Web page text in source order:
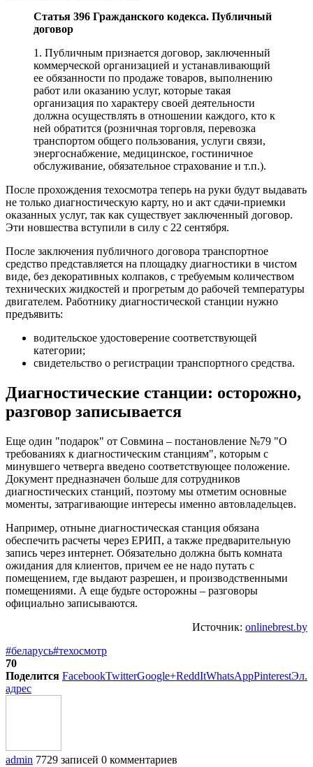
Статья 396 Гражданского кодекса. Публичный
договор
1. Публичным признается договор, заключенный
коммерческой организацией и устанавливающий
ее обязанности по продаже товаров, выполнению
работ или оказанию услуг, которые такая
организация по характеру своей деятельности
должна осуществлять в отношении каждого, кто к
ней обратится (розничная торговля, перевозка
транспортом общего пользования, услуги связи,
энергоснабжение, медицинское, гостиничное
обслуживание, обязательное страхование и т.п.).
После прохождения техосмотра теперь на руки будут выдавать
не только диагностическую карту, но и акт сдачи-приемки
оказанных услуг, так как существует заключенный договор.
Эти новшества вступили в силу с 22 сентября.
После заключения публичного договора транспортное
средство представляется на площадку диагностики в чистом
виде, без декоративных колпаков, с требуемым количеством
технических жидкостей и прогретым до рабочей температуры
двигателем. Работнику диагностической станции нужно
предъявить:
водительское удостоверение соответствующей
категории;
свидетельство о регистрации транспортного средства.
Диагностические станции: осторожно,
разговор записывается
Еще один "подарок" от Совмина – постановление №79 "О
требованиях к диагностическим станциям", которым с
минувшего четверга введено соответствующее положение.
Документ предназначен больше для сотрудников
диагностических станций, поэтому мы отметим основные
моменты, затрагивающие интересы именно автовладельцев.
Например, отныне диагностическая станция обязана
обеспечить расчеты через ЕРИП, а также предварительную
запись через интернет. Обязательно должна быть комната
ожидания для клиентов, причем ее не надо путать с
помещением, где выдают разрешен, и производственными
помещениями. А еще будьте осторожны – разговоры
официально записываются.
Источник: onlinebrest.by
#беларусь#техосмотр
70
Поделится FacebookTwitterGoogle+ReddItWhatsAppPinterestЭл.
адрес
admin 7729 записей 0 комментариев